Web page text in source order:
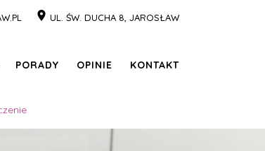
UL. ŚW. DUCHA 8, JAROSŁAW
PORADY OPINIE KONTAKT